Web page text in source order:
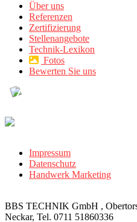
Über uns
Referenzen
Zertifizierung
Stellenangebote
Technik-Lexikon
Fotos
Bewerten Sie uns
Impressum
Datenschutz
Handwerk Marketing
BBS TECHNIK GmbH ,
Neckar, Tel. 0711 51860336